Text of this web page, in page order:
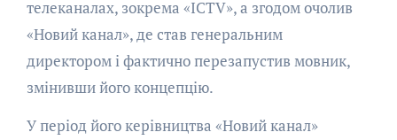
телеканалах, зокрема «ICTV», а згодом очолив
«Новий канал», де став генеральним
директором і фактично перезапустив мовник,
змінивши його концепцію.
У період його керівництва «Новий канал»